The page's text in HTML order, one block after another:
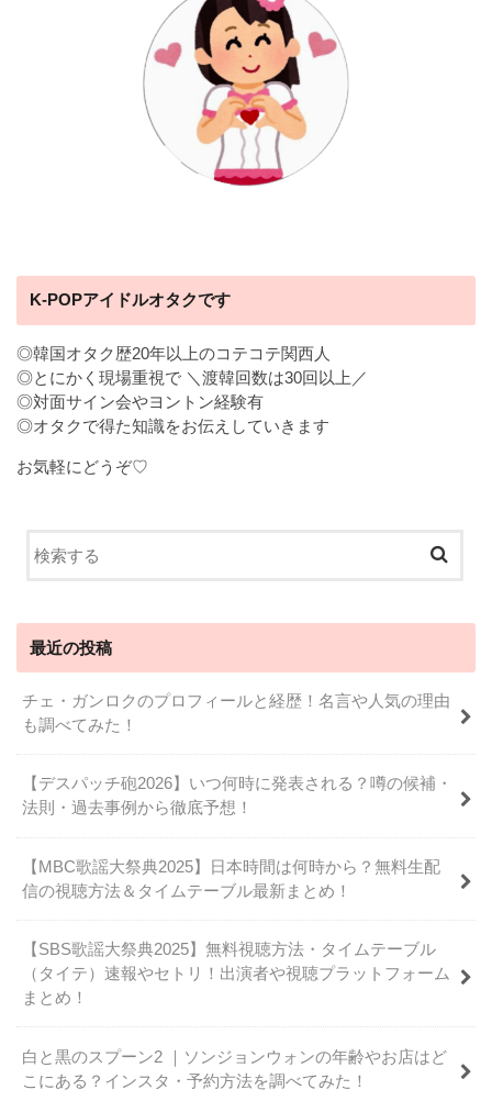
K-POPアイドルオタクです
◎韓国オタク歴20年以上のコテコテ関西人
◎とにかく現場重視で ＼渡韓回数は30回以上／
◎対面サイン会やヨントン経験有
◎オタクで得た知識をお伝えしていきます
お気軽にどうぞ♡
最近の投稿
チェ・ガンロクのプロフィールと経歴！名言や人気の理由
も調べてみた！
【デスパッチ砲2026】いつ何時に発表される？噂の候補・
法則・過去事例から徹底予想！
【MBC歌謡大祭典2025】日本時間は何時から？無料生配
信の視聴方法＆タイムテーブル最新まとめ！
【SBS歌謡大祭典2025】無料視聴方法・タイムテーブル
（タイテ）速報やセトリ！出演者や視聴プラットフォーム
まとめ！
白と黒のスプーン2 ｜ソンジョンウォンの年齢やお店はど
こにある？インスタ・予約方法を調べてみた！